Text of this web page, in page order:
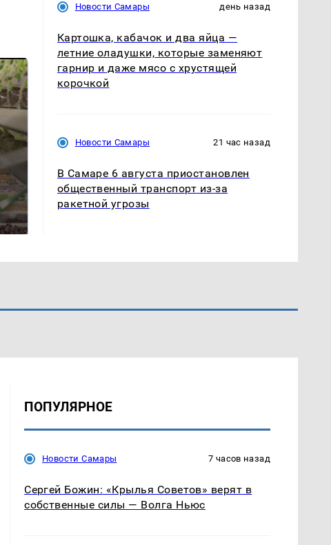
В ОАЭ произошло
жестокое убийство
Новости Самары день назад
Картошка, кабачок и два яйца —
летние оладушки, которые заменяют
гарнир и даже мясо с хрустящей
корочкой
Новости Самары 21 час назад
В Самаре 6 августа приостановлен
общественный транспорт из-за
ракетной угрозы
ПОПУЛЯРНОЕ
Новости Самары 7 часов назад
Сергей Божин: «Крылья Советов» верят в
собственные силы — Волга Ньюс